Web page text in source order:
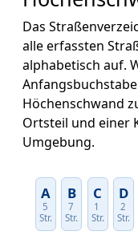
Das
alle erfassten
alphabetisch auf.
Höchenschwand
Ortsteil und einer
Umgebung.
A
5
Str.
B
7
Str.
C
1
Str.
D
2
Str.